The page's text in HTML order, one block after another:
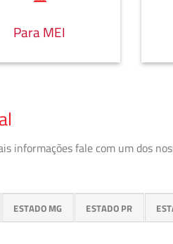
Para MEI
informações fale com um dos
ESTADO MG ESTADO PR